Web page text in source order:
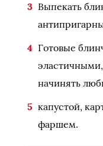
Выпекать
Готовые
начинять
капустой,
фаршем.